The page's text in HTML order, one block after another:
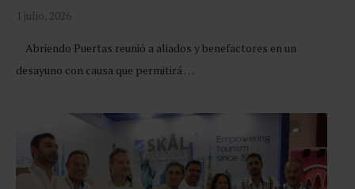
1 julio, 2026
Abriendo Puertas reunió a aliados y benefactores en un
desayuno con causa que permitirá …